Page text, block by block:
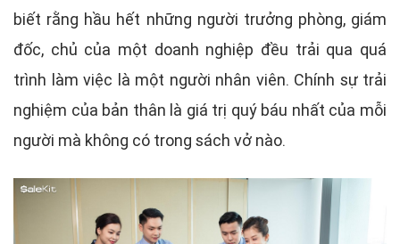
biết rằng hầu hết những người trưởng phòng, giám
đốc, chủ của một doanh nghiệp đều trải qua quá
trình làm việc là một người nhân viên. Chính sự trải
nghiệm của bản thân là giá trị quý báu nhất của mỗi
người mà không có trong sách vở nào.